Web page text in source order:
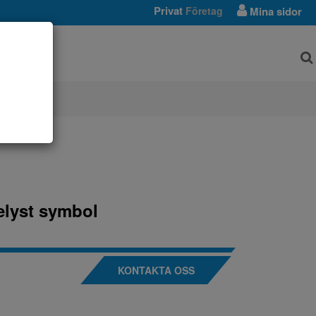
Mina sidor
Privat Företag
symbol
KONTAKTA OSS